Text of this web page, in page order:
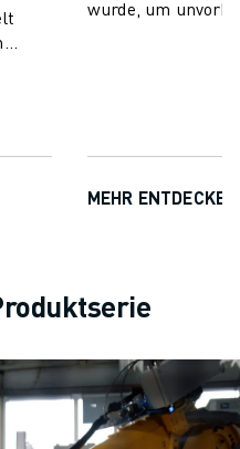
wurde, um
MEHR ENTDECKEN